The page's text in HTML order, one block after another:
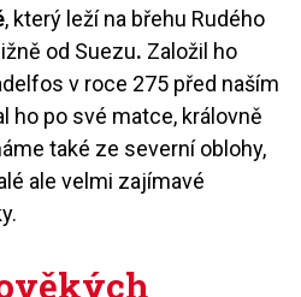
, který leží na břehu Rudého
od Suezu. Založil ho
v roce 275 před naším
ho po své matce, královně
také ze severní oblohy,
ale velmi zajímavé